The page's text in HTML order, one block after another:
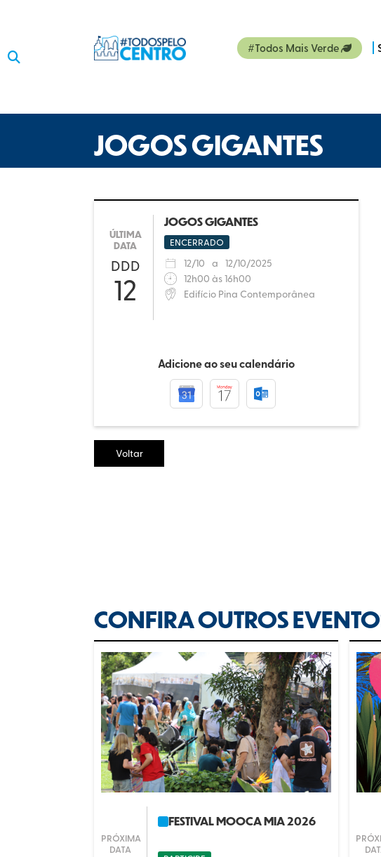

#Todos Mais Verde 
JOGOS GIGANTES
ÚLTIMA
DATA
DDD
12
JOGOS GIGANTES
ENCERRADO
12/10 a 12/10/2025
12h00 às 16h00
Edifício Pina Contemporânea
Adicione ao seu calendário
Voltar
CONFIRA OUTROS
PRÓXIMA
DATA
FESTIVAL MOOCA MIA 2026